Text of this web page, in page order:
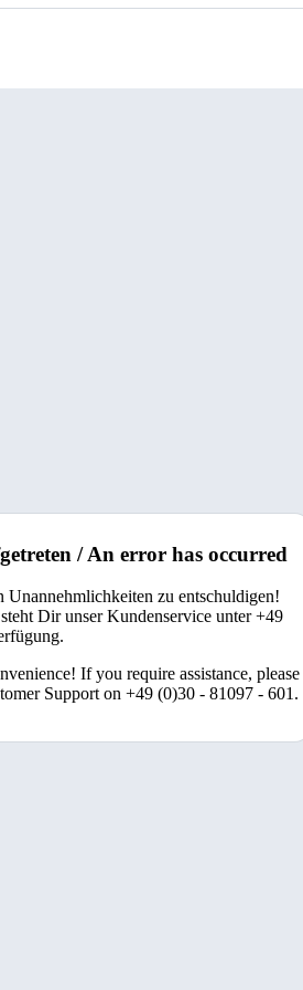
/ An error has occurred
Unannehmlichkeiten zu entschuldigen!
Dir unser Kundenservice unter +49
If you require assistance, please
Support on +49 (0)30 - 81097 - 601.